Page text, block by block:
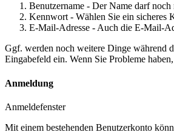
Benutzername - Der Name darf
Kennwort - Wählen Sie ein sicheres
E-Mail-Adresse - Auch die E-Mail-
Ggf. werden noch weitere Dinge während
Eingabefeld ein. Wenn Sie Probleme
Anmeldung
Anmeldefenster
Mit einem bestehenden Benutzerkonto